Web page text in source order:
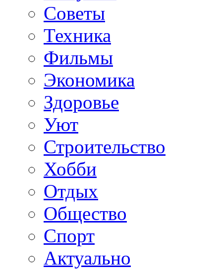
Советы
Техника
Фильмы
Экономика
Здоровье
Уют
Строительство
Хобби
Отдых
Общество
Спорт
Актуально